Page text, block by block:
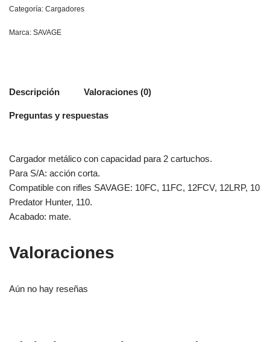
Categoría: Cargadores
Marca: SAVAGE
Descripción Valoraciones (0)
Preguntas y respuestas
Cargador metálico con capacidad para 2 cartuchos.
Para S/A: acción corta.
Compatible con rifles SAVAGE: 10FC, 11FC, 12FCV, 12LRP, 10
Predator Hunter, 110.
Acabado: mate.
Valoraciones
Aún no hay reseñas